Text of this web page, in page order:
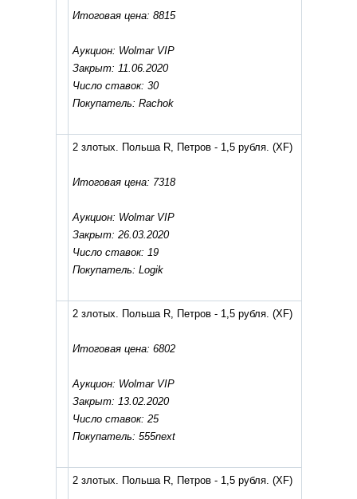
Итоговая цена: 8815
Аукцион: Wolmar VIP
Закрыт: 11.06.2020
Число ставок: 30
Покупатель: Rachok
2 злотых. Польша R, Петров - 1,5 рубля. (XF)
Итоговая цена: 7318
Аукцион: Wolmar VIP
Закрыт: 26.03.2020
Число ставок: 19
Покупатель: Logik
2 злотых. Польша R, Петров - 1,5 рубля. (XF)
Итоговая цена: 6802
Аукцион: Wolmar VIP
Закрыт: 13.02.2020
Число ставок: 25
Покупатель: 555next
2 злотых. Польша R, Петров - 1,5 рубля. (XF)